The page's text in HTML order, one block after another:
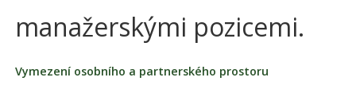
manažerskými pozicemi.
Vymezení osobního a partnerského prostoru